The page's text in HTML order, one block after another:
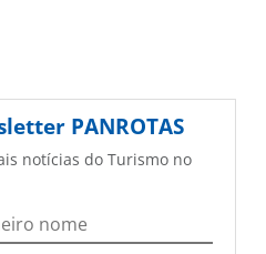
PANROTAS
notícias do Turismo no